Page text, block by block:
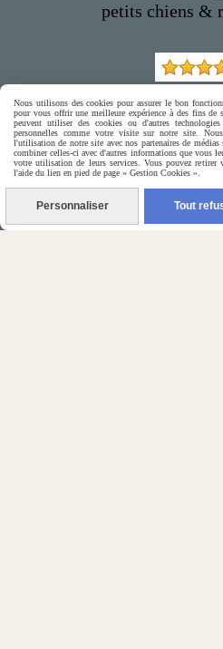
petits chiens &
(5) Nos Avis
CE QU'EN PENSENT

Nous utilisons des cookies pour assurer le bon
pour vous offrir une meilleure expérience à des fins de
peuvent utiliser des cookies ou d'autres
personnelles comme votre visite sur notre site.
l'utilisation de notre site avec nos partenaires de
combiner celles-ci avec d'autres informations que vous
votre utilisation de leurs services. Vous pouvez retirer
l'aide du lien en pied de page « Gestion Cookies ».
Personnaliser Tout